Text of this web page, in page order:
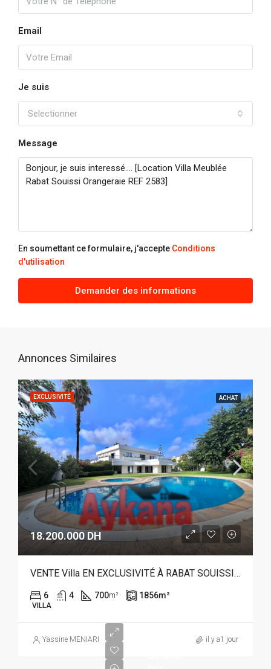
Email
Je suis
Selectionner
Message
En soumettant ce formulaire, j'accepte Conditions
d'utilisation
Demander des informations
Annonces Similaires
EXCLUSIVITÉ ACHAT
18.200.000 DH
VENTE Villa EN EXCLUSIVITÉ À RABAT SOUISSI REF 4382
6 4 700m² 1856m²
VILLA
Yassine MENIARI il y a1 jour